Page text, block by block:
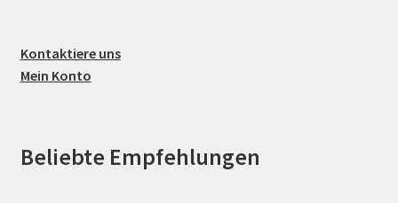
Kontaktiere uns
Mein Konto
Beliebte Empfehlungen